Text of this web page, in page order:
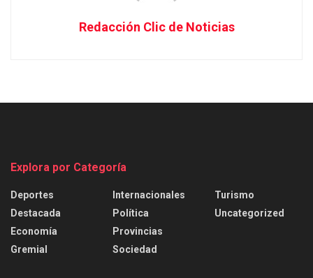
Redacción Clic de Noticias
Explora por Categoría
Deportes
Destacada
Economía
Gremial
Internacionales
Política
Provincias
Sociedad
Turismo
Uncategorized